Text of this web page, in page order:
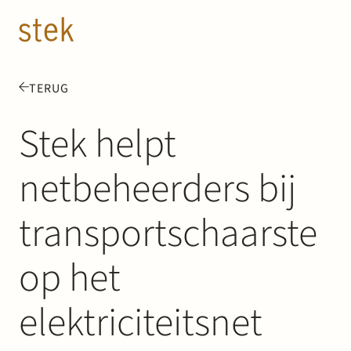
TERUG
Stek helpt
netbeheerders bij
transportschaarste
op het
elektriciteitsnet
Mensen
Expertise
Over ons
Track record
News & Insights
Contact